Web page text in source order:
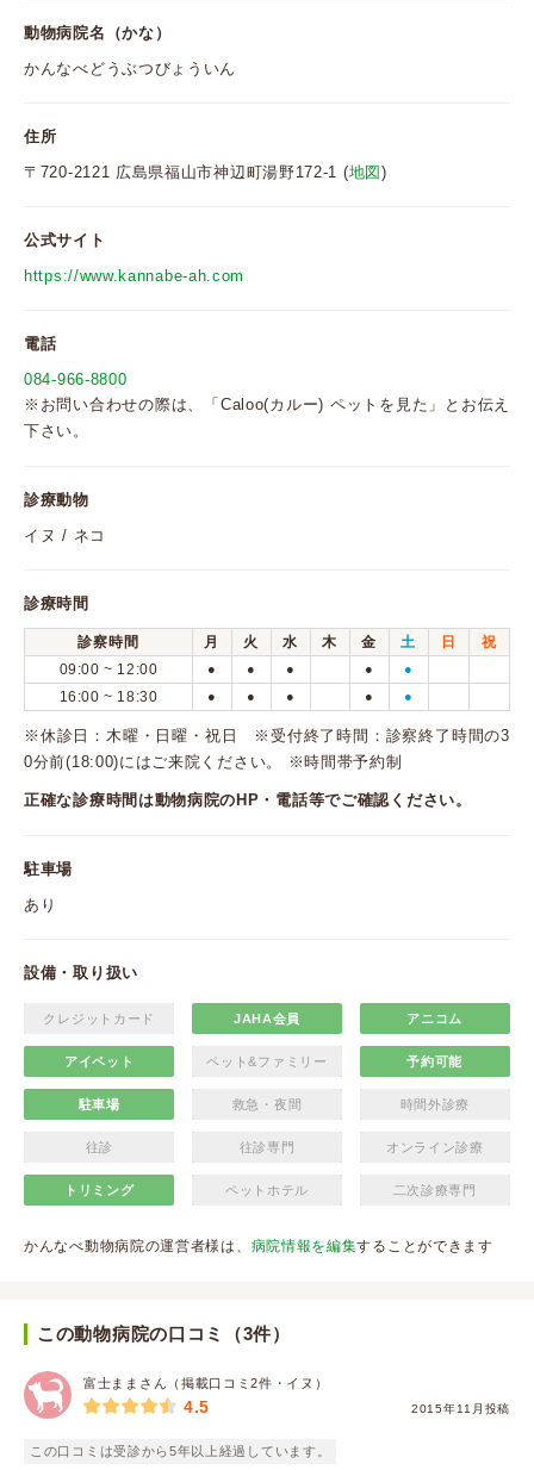
動物病院名（かな）
かんなべどうぶつびょういん
住所
〒720-2121 広島県福山市神辺町湯野172-1 (地図)
公式サイト
https://www.kannabe-ah.com
電話
084-966-8800
※お問い合わせの際は、「Caloo(カルー) ペットを見た」とお伝え
下さい。
診療動物
イヌ / ネコ
診療時間
診察時間 月 火 水 木 金 土 日
祝
09:00 ~ 12:00
● ● ● ● ●
16:00 ~ 18:30 ● ● ● ● ●
※休診日：木曜・日曜・祝日 ※受付終了時間：診察終了時間の3
0分前(18:00)にはご来院ください。 ※時間帯予約制
正確な診療時間は動物病院のHP・電話等でご確認ください。
駐車場
あり
設備・取り扱い
クレジットカード JAHA会員 アニコム
アイペット ペット&ファミリー 予約可能
駐車場 救急・夜間 時間外診療
往診 往診専門 オンライン診療
トリミング ペットホテル 二次診療専門
かんなべ動物病院の運営者様は、 病院情報を編集することができます
この動物病院の口コミ（3件）
富士ままさん（掲載口コミ2件・イヌ）
2015年11月投稿
4.5
この口コミは受診から5年以上経過しています。